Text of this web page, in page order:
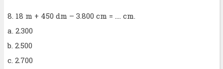
8. 18 m + 450 dm – 3.800 cm = .... cm.
a. 2.300
b. 2.500
c. 2.700